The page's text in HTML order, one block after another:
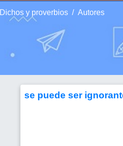
Dichos y proverbios Autores
se puede ser